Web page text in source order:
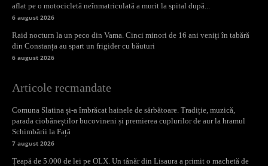
aflat pe o motocicletă neînmatriculată a murit la spital după...
6 august 2026
Raid nocturn la un peco din Vama. Cinci minori de 16 ani veniți în tabără
din Constanța au spart un frigider cu băuturi
6 august 2026
Articole recmandate
Comuna Slatina și-a îmbrăcat hainele de sărbătoare. Tradiție, muzică,
parada ciobăneștilor bucovineni și premierea cuplurilor de aur la hramul
Schimbării la Față
7 august 2026
Țeapă de 5.000 de lei pe OLX. Un tânăr din Lisaura a primit o machetă de